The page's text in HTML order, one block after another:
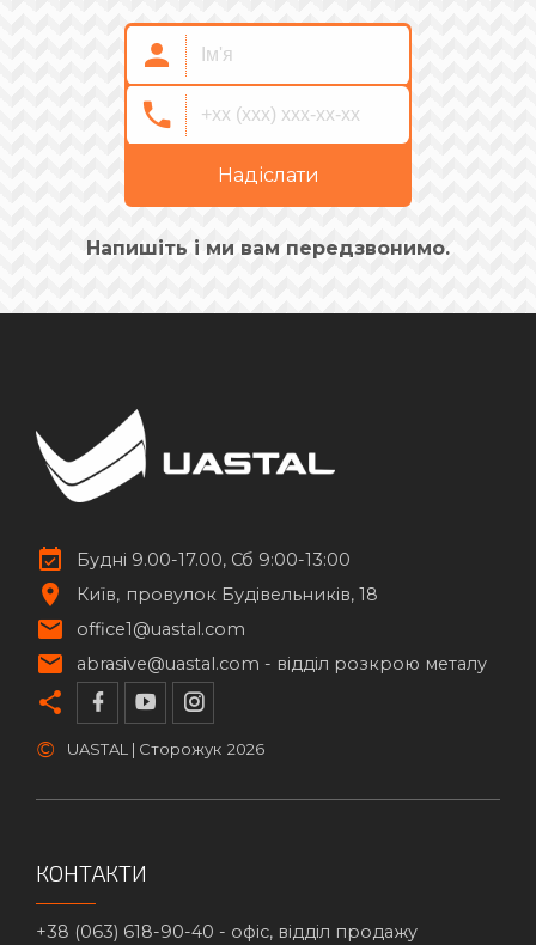
Надіслати
Напишіть і ми вам передзвонимо.
Будні 9.00-17.00, Сб 9:00-13:00
Київ
провулок Будівельників, 18
office1@uastal.com
abrasive@uastal.com - відділ розкрою металу
© UASTAL | Сторожук 2026
КОНТАКТИ
+38 (063) 618-90-40 - офіс, відділ продажу